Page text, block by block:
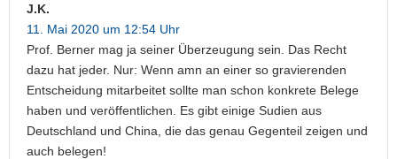
J.K.
11. Mai 2020 um 12:54 Uhr
Prof. Berner mag ja seiner Überzeugung sein. Das Recht
dazu hat jeder. Nur: Wenn amn an einer so gravierenden
Entscheidung mitarbeitet sollte man schon konkrete Belege
haben und veröffentlichen. Es gibt einige Sudien aus
Deutschland und China, die das genau Gegenteil zeigen und
auch belegen!